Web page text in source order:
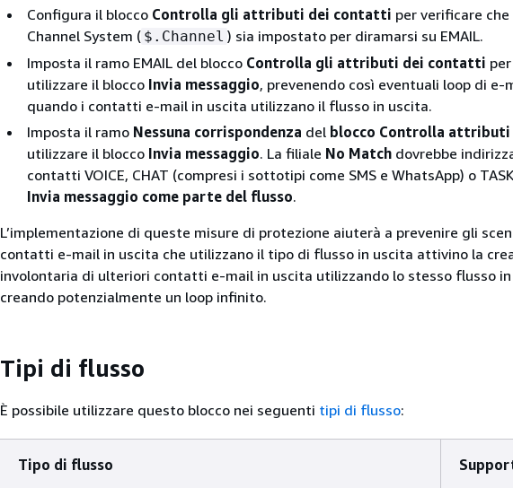
Configura il blocco Controlla gli attributi dei contatti per verificare
Channel System ( $.Channel ) sia impostato per diramarsi su EMAIL.
Imposta il ramo EMAIL del blocco Controlla gli attributi dei contatti
utilizzare il blocco Invia messaggio, prevenendo così eventuali loop di e-
quando i contatti e-mail in uscita utilizzano il flusso in uscita.
Imposta il ramo Nessuna corrispondenza del blocco Controlla attributi
utilizzare il blocco Invia messaggio. La filiale No Match dovrebbe
contatti VOICE, CHAT (compresi i sottotipi come SMS e WhatsApp) o
Invia messaggio come parte del flusso.
L’implementazione di queste misure di protezione aiuterà a prevenire gli
contatti e-mail in uscita che utilizzano il tipo di flusso in uscita attivino la
involontaria di ulteriori contatti e-mail in uscita utilizzando lo stesso flusso
creando potenzialmente un loop infinito.
Tipi di flusso
È possibile utilizzare questo blocco nei seguenti tipi di flusso:
Tipo di flusso